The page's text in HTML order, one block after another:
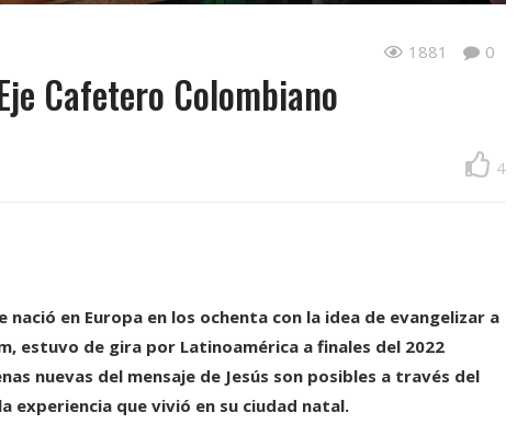
1881 0
Cafetero Colombiano
4
en Europa en los ochenta con la idea de evangelizar a
estuvo de gira por Latinoamérica a finales del 2022
nuevas del mensaje de Jesús son posibles a través del
experiencia que vivió en su ciudad natal.